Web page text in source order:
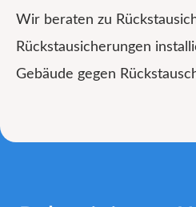
Wir beraten zu
Rückstausicherungen
Gebäude gegen